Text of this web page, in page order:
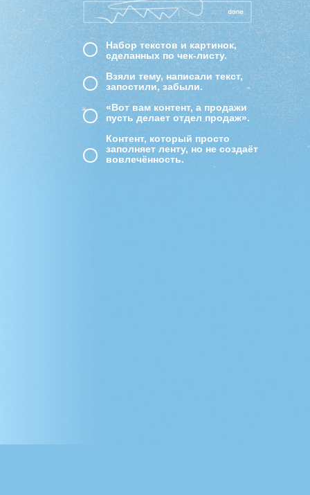
Попасть в контент-маркетинг
Что тебя ждет через
1,5 месяца?
Стратегии
Заряд Поддержка
ДОП. УСЛУГИ(PR,
INFLUENCE-МАРКЕТИНГ
ОТ 50К ДО 150К
Принять участие